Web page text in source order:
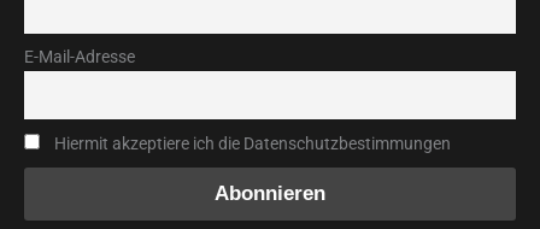
E-Mail-Adresse
Hiermit akzeptiere ich die Datenschutzbestimmungen